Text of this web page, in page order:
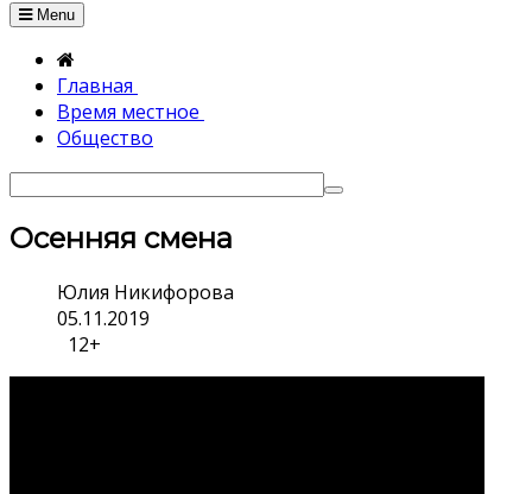
Menu
Главная
Время местное
Общество
Осенняя смена
Юлия Никифорова
05.11.2019
12+